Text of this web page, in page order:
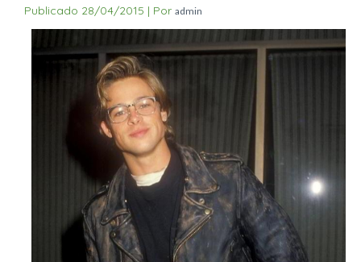
Publicado 28/04/2015 | Por admin